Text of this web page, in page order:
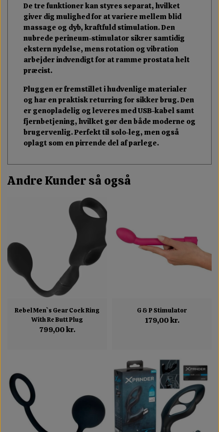
De tre funktioner kan styres separat, hvilket
giver dig mulighed for at variere mellem blid
massage og dyb, kraftfuld stimulation. Den
nubrede perineum-stimulator sikrer samtidig
ekstern nydelse, mens rotation og vibration
arbejder indvendigt for at ramme prostata helt
præcist.
Pluggen er fremstillet i hudvenlige materialer
og har en praktisk returring for sikker brug. Den
er genopladelig og leveres med USB-kabel samt
fjernbetjening, hvilket gør den både moderne og
brugervenlig. Perfekt til solo-leg, men også
oplagt som en pirrende del af parlege.
Andre Kunder så også
Rebel Men`s Gear Cock Ring
With Rc Butt Plug
799,00 kr.
G & P Stimulator
179,00 kr.